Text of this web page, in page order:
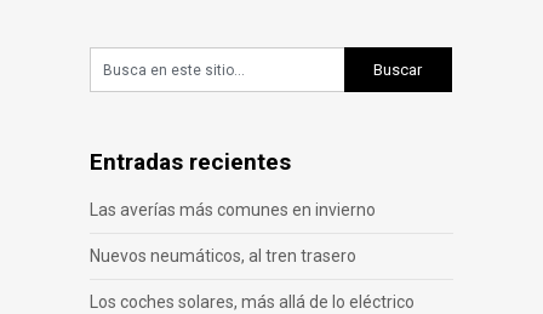
Entradas recientes
Las averías más comunes en invierno
Nuevos neumáticos, al tren trasero
Los coches solares, más allá de lo eléctrico